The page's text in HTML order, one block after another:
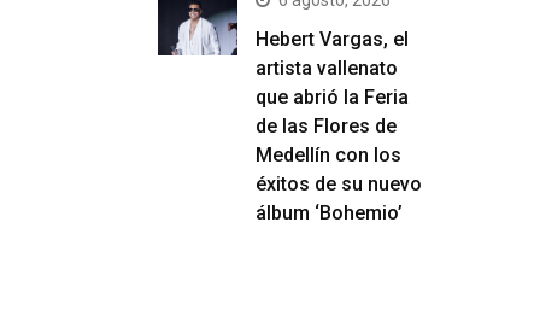
Hebert Vargas, el
artista vallenato
que abrió la Feria
de las Flores de
Medellín con los
éxitos de su nuevo
álbum ‘Bohemio’